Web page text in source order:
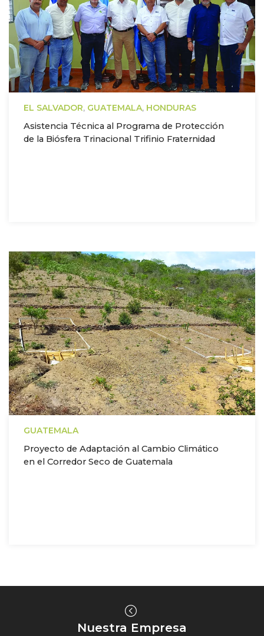
EL SALVADOR, GUATEMALA, HONDURAS
Asistencia Técnica al Programa de Protección
de la Biósfera Trinacional Trifinio Fraternidad
GUATEMALA
Proyecto de Adaptación al Cambio Climático
en el Corredor Seco de Guatemala
Nuestra Empresa